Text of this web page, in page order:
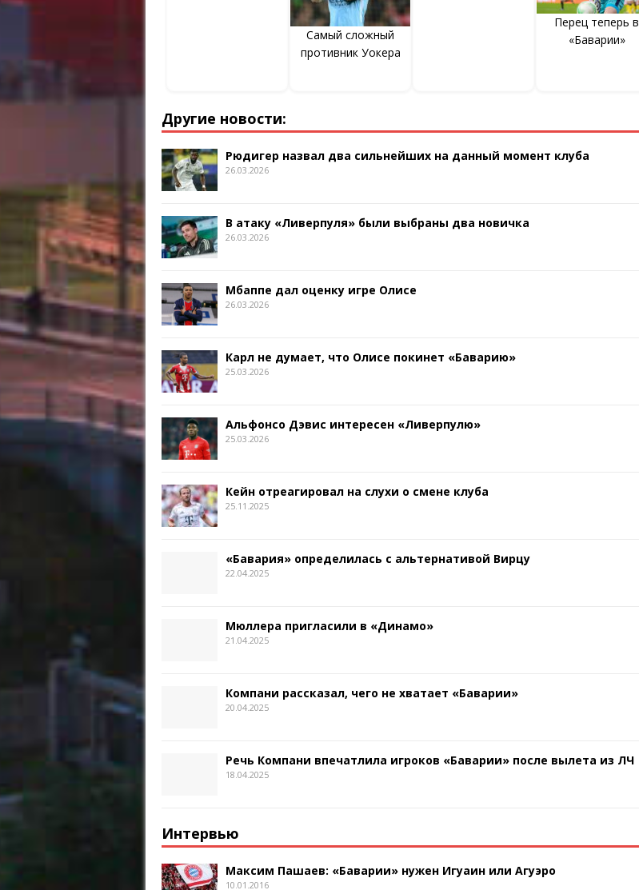
Самый сложный
противник Уокера
Перец теперь в
«Баварии»
Другие новости:
Рюдигер назвал два сильнейших на данный момент клуба
26.03.2026
В атаку «Ливерпуля» были выбраны два новичка
26.03.2026
Мбаппе дал оценку игре Олисе
26.03.2026
Карл не думает, что Олисе покинет «Баварию»
25.03.2026
Альфонсо Дэвис интересен «Ливерпулю»
25.03.2026
Кейн отреагировал на слухи о смене клуба
25.11.2025
«Бавария» определилась с альтернативой Вирцу
22.04.2025
Мюллера пригласили в «Динамо»
21.04.2025
Компани рассказал, чего не хватает «Баварии»
20.04.2025
Речь Компани впечатлила игроков «Баварии» после вылета из ЛЧ
18.04.2025
Интервью
Максим Пашаев: «Баварии» нужен Игуаин или Агуэро
10.01.2016